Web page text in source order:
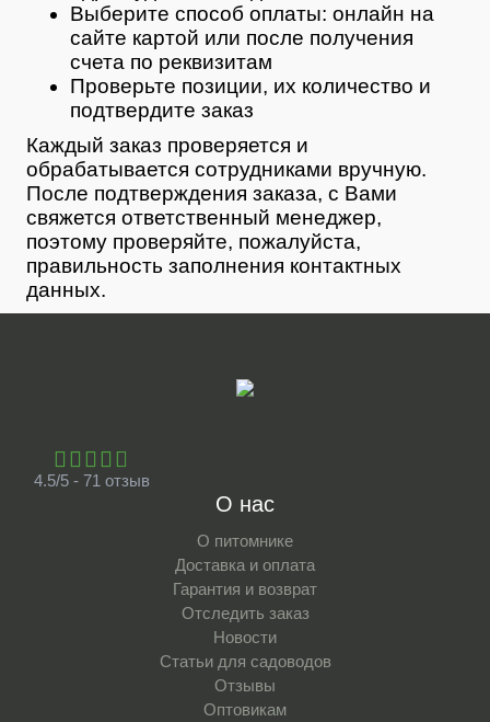
Выберите способ оплаты: онлайн на
сайте картой или после получения
счета по реквизитам
Проверьте позиции, их количество и
подтвердите заказ
Каждый заказ проверяется и
обрабатывается сотрудниками вручную.
После подтверждения заказа, с Вами
свяжется ответственный менеджер,
поэтому проверяйте, пожалуйста,
правильность заполнения контактных
данных.
4.5/5 - 71 отзыв
О нас
О питомнике
Доставка и оплата
Гарантия и возврат
Отследить заказ
Новости
Статьи для садоводов
Отзывы
Оптовикам